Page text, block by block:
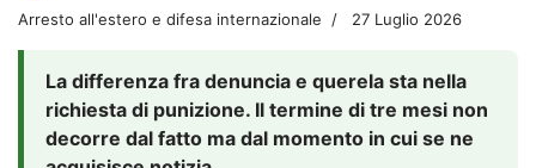
Arresto all'estero e difesa internazionale 27 Luglio 2026
La differenza fra denuncia e querela sta nella
richiesta di punizione. Il termine di tre mesi non
decorre dal fatto ma dal momento in cui se ne